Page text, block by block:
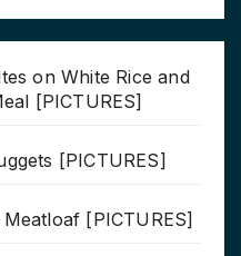
on White Rice and
[PICTURES]
[PICTURES]
[PICTURES]